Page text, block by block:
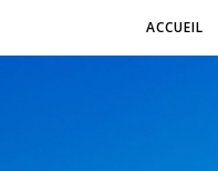
ACCUEIL